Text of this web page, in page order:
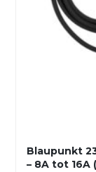
Blaupunkt
– 8A tot 16A